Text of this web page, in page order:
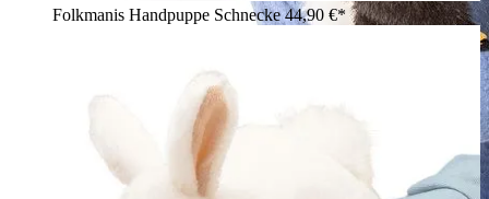
Folkmanis Handpuppe Schnecke44,90 €*